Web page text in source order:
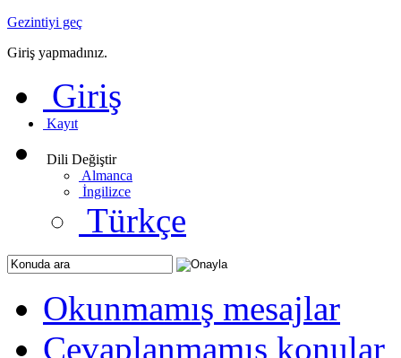
Gezintiyi geç
Giriş yapmadınız.
Giriş
Kayıt
Dili Değiştir
Almanca
İngilizce
Türkçe
Okunmamış mesajlar
Cevaplanmamış konular